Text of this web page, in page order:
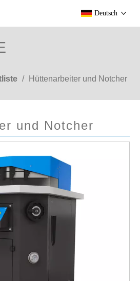
Deutsch
/ Hüttenarbeiter und Notcher
und Notcher